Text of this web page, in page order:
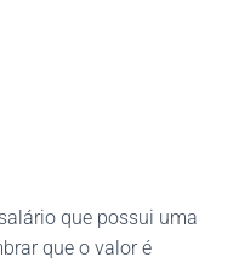
que possui uma
que o valor é